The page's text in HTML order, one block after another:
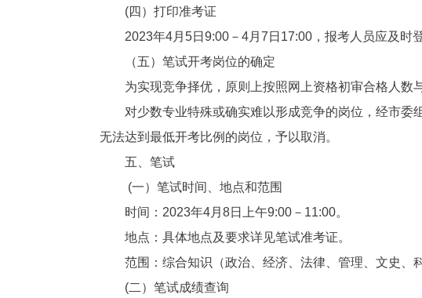
(四）打印准考证
2023年4月5日9:00－4月7日17:00，报考人员应及时
（五）笔试开考岗位的确定
为实现竞争择优，原则上按照网上资格初审合格人数
对少数专业特殊或确实难以形成竞争的岗位，经市
无法达到最低开考比例的岗位，予以取消。
五、笔试
(一）笔试时间、地点和范围
时间：2023年4月8日上午9:00－11:00。
地点：具体地点及要求详见笔试准考证。
范围：综合知识（政治、经济、法律、管理、文史、
(二）笔试成绩查询